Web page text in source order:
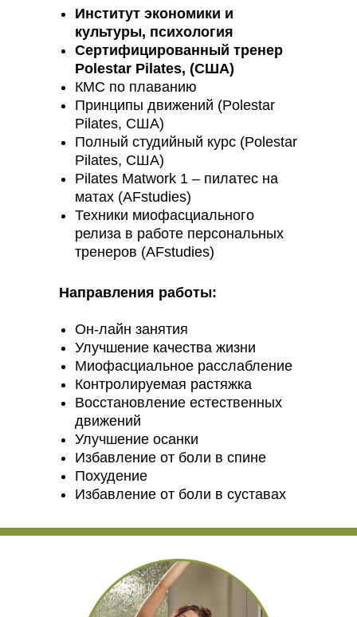
Направления работы:
Он-лайн занятия
Улучшение качества жизни
Миофасциальное расслабление
Контролируемая растяжка
Восстановление естественных
движений
Улучшение осанки
Избавление от боли в спине
Похудение
Избавление от боли в суставах
Институт экономики и
культуры, психология
Сертифицированный тренер
Polestar Pilates, (США)
КМС по плаванию
Принципы движений (Polestar
Pilates, США)
Полный студийный курс (Polestar
Pilates, США)
Pilates Matwork 1 – пилатес на
матах (AFstudies)
Техники миофасциального
релиза в работе персональных
тренеров (AFstudies)